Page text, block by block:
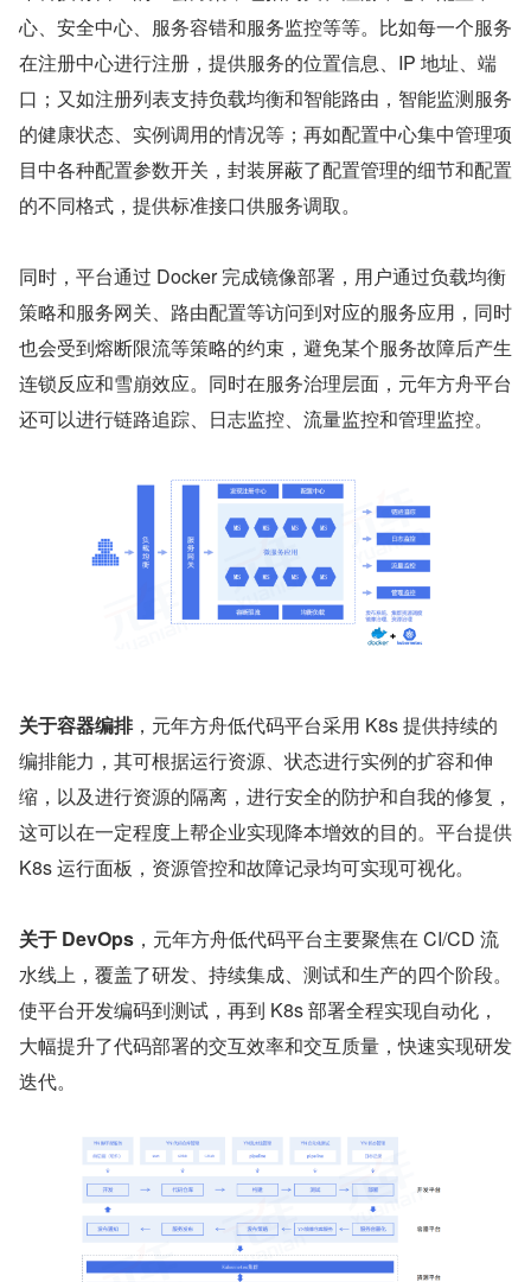
心、安全中心、服务容错和服务监控等等。比如每⼀个服务
在注册中心进行注册，提供服务的位置信息、IP 地址、端
口；又如注册列表支持负载均衡和智能路由，智能监测服务
的健康状态、实例调用的情况等；再如配置中心集中管理项
目中各种配置参数开关，封装屏蔽了配置管理的细节和配置
的不同格式，提供标准接口供服务调取。
同时，平台通过 Docker 完成镜像部署，用户通过负载均衡
策略和服务网关、路由配置等访问到对应的服务应用，同时
也会受到熔断限流等策略的约束，避免某个服务故障后产生
连锁反应和雪崩效应。同时在服务治理层面，元年方舟平台
还可以进行链路追踪、日志监控、流量监控和管理监控。
关于容器编排，元年方舟低代码平台采用 K8s 提供持续的
编排能力，其可根据运行资源、状态进行实例的扩容和伸
缩，以及进行资源的隔离，进行安全的防护和自我的修复，
这可以在⼀定程度上帮企业实现降本增效的目的。平台提供
K8s 运行面板，资源管控和故障记录均可实现可视化。
关于 DevOps ，元年方舟低代码平台主要聚焦在 CI/CD 流
⽔线上，覆盖了研发、持续集成、测试和生产的四个阶段。
使平台开发编码到测试，再到 K8s 部署全程实现自动化，
大幅提升了代码部署的交互效率和交互质量，快速实现研发
迭代。